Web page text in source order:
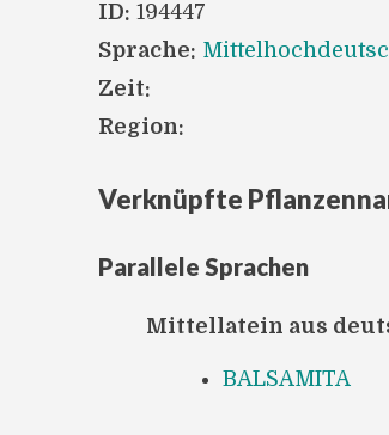
ID: 194447
Sprache:
Zeit:
Region:
Verknüpfte
Parallele Sprachen
Mittellatein aus
BALSAMITA